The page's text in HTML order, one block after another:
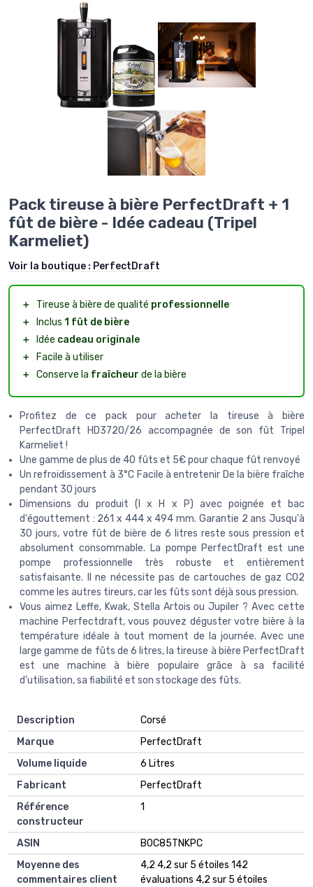
Pack tireuse à bière PerfectDraft + 1
fût de bière - Idée cadeau (Tripel
Karmeliet)
Voir la boutique : PerfectDraft
＋ Tireuse à bière de qualité professionnelle
＋
Inclus 1 fût de bière
＋
Idée cadeau originale
＋
Facile à utiliser
＋ Conserve la fraîcheur de la bière
Profitez de ce pack pour acheter la tireuse à bière
PerfectDraft HD3720/26 accompagnée de son fût Tripel
Karmeliet !
Une gamme de plus de 40 fûts et 5€ pour chaque fût renvoyé
Un refroidissement à 3°C Facile à entretenir De la bière fraîche
pendant 30 jours
Dimensions du produit (l x H x P) avec poignée et bac
d'égouttement : 261 x 444 x 494 mm. Garantie 2 ans Jusqu'à
30 jours, votre fût de bière de 6 litres reste sous pression et
absolument consommable. La pompe PerfectDraft est une
pompe professionnelle très robuste et entièrement
satisfaisante. Il ne nécessite pas de cartouches de gaz CO2
comme les autres tireurs, car les fûts sont déjà sous pression.
Vous aimez Leffe, Kwak, Stella Artois ou Jupiler ? Avec cette
machine Perfectdraft, vous pouvez déguster votre bière à la
température idéale à tout moment de la journée. Avec une
large gamme de fûts de 6 litres, la tireuse à bière PerfectDraft
est une machine à bière populaire grâce à sa facilité
d'utilisation, sa fiabilité et son stockage des fûts.
Description
‎Corsé
Marque
‎PerfectDraft
Volume liquide
‎6 Litres
Fabricant
‎PerfectDraft
Référence
constructeur
‎1
ASIN
B0C85TNKPC
Moyenne des
commentaires client
4,2 4,2 sur 5 étoiles 142
évaluations 4,2 sur 5 étoiles